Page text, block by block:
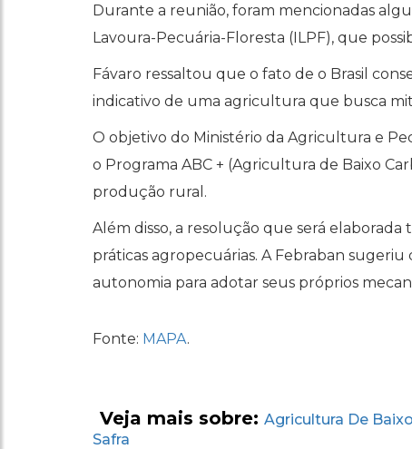
Durante a reunião, foram mencionadas
Lavoura-Pecuária-Floresta (ILPF), que
Fávaro ressaltou que o fato de o Brasil
indicativo de uma agricultura que busca
O objetivo do Ministério da Agricultura e
o Programa ABC + (Agricultura de Baixo
produção rural.
Além disso, a resolução que será
práticas agropecuárias. A Febraban
autonomia para adotar seus próprios
Fonte: MAPA.
Veja mais sobre: Agricultura De
Safra